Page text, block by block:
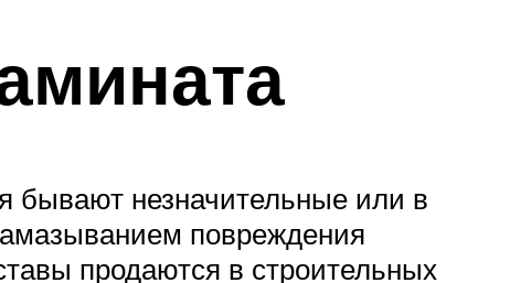
бывают незначительные или в
повреждения
продаются в строительных